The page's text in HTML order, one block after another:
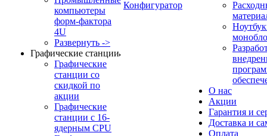
компьютеры
форм-фактора
4U
Развернуть ->
Графические станции
Графические
станции со
скидкой по
акции
Графические
станции с 16-
ядерным CPU
Конфигуратор
О нас
Акции
Гарантия и
Доставка и
Оплата